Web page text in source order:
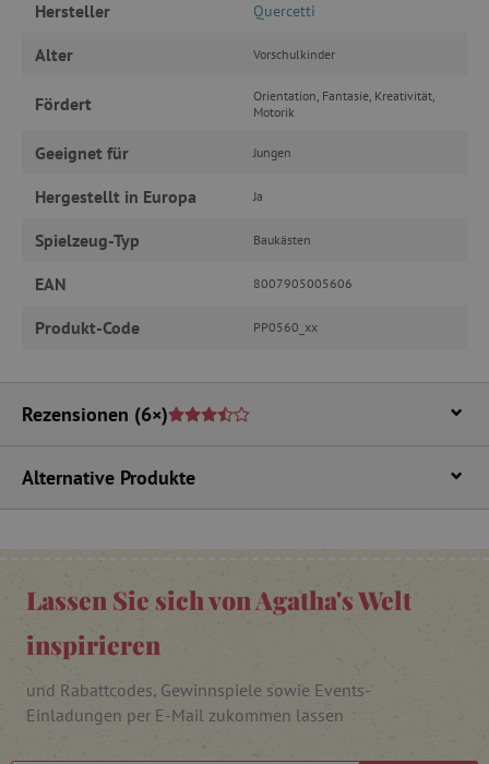
Hersteller Quercetti
Alter Vorschulkinder
Fördert
Orientation, Fantasie, Kreativität,
Motorik
Geeignet für Jungen
Hergestellt in Europa Ja
Spielzeug-Typ Baukästen
EAN 8007905005606
Produkt-Code PP0560_xx
Rezensionen (6×)
Alternative Produkte
Lassen Sie sich von Agatha's Welt
inspirieren
und Rabattcodes, Gewinnspiele sowie Events-
Einladungen per E-Mail zukommen lassen
Unbedingt erforderliche Cookies ermöglichen
wesentliche Kernfunktionen der Website wie die
Ohne die unbedingt erforderlichen Cookies
featureFlagIdentifier
PHPSESSID
_pinterest_ct_ua
cjConsent
.agathaswelt.de